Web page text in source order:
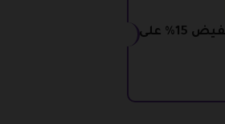
كود خصم نون مصر 2026 تخفيض 15% على